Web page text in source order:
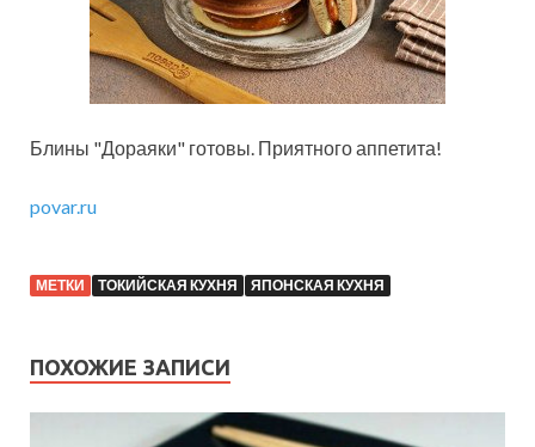
Блины "Дораяки" готовы. Приятного аппетита!
povar.ru
МЕТКИ ТОКИЙСКАЯ КУХНЯ ЯПОНСКАЯ КУХНЯ
ПОХОЖИЕ ЗАПИСИ